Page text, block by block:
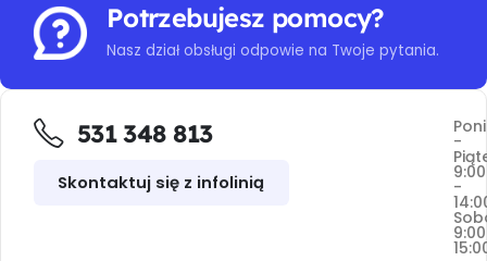
Potrzebujesz pomocy?
Nasz dział obsługi odpowie na Twoje pytania.
531 348 813
Skontaktuj się z infolinią
-
9:00
-